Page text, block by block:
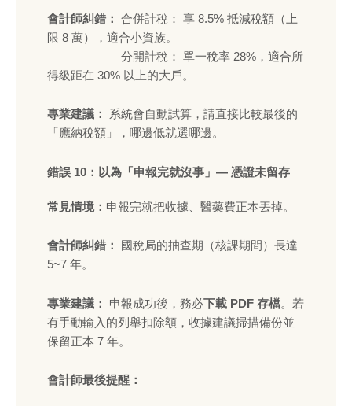
會計師糾錯： 合併計稅： 享 8.5% 抵減稅額（上
限 8 萬），適合小資族。
分開計稅： 單一稅率 28%，適合所
得級距在 30% 以上的大戶。
專業建議：
系統會自動試算，請直接比較最後的
「應納稅額」，哪邊低就選哪邊。
錯誤 10：以為「申報完就沒事」— 憑證未留存
常見情境： 申報完就把收據、醫藥費正本丟掉。
會計師糾錯：
國稅局的抽查期（核課期間）長達
5~7 年。
專業建議： 申報成功後，務必下載 PDF 存檔。若
有手動輸入的列舉扣除額，收據建議掃描備份並
保留正本 7 年。
會計師最後提醒：